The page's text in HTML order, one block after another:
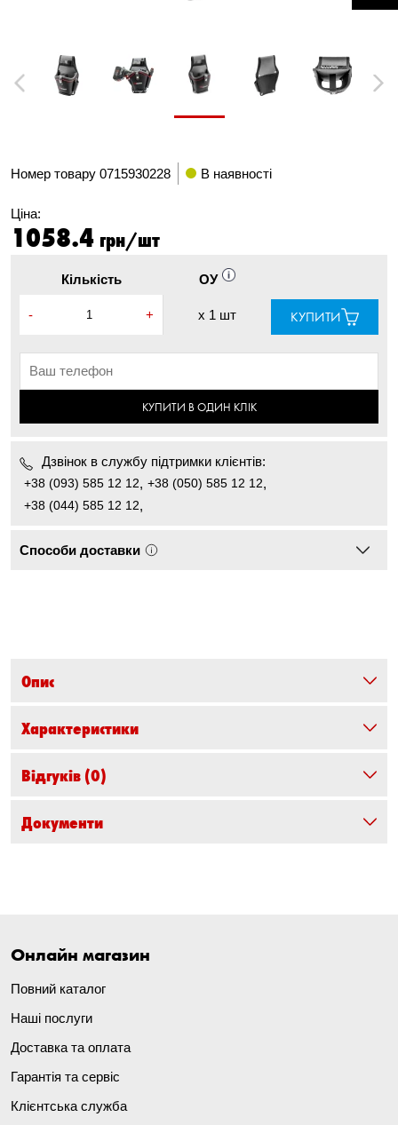
Previous Next
Номер товару 0715930228 В наявності
Ціна:
1058.4 грн/шт
Кількість
- +
ОУ
x 1 шт КУПИТИ
КУПИТИ В ОДИН КЛІК
Дзвінок в службу підтримки клієнтів:
+38 (093) 585 12 12, +38 (050) 585 12 12,
+38 (044) 585 12 12,
Способи доставки
Опис
Характеристики
Відгуків (0)
Документи
Онлайн магазин
Повний каталог
Наші послуги
Доставка та оплата
Гарантія та сервіс
Клієнтська служба